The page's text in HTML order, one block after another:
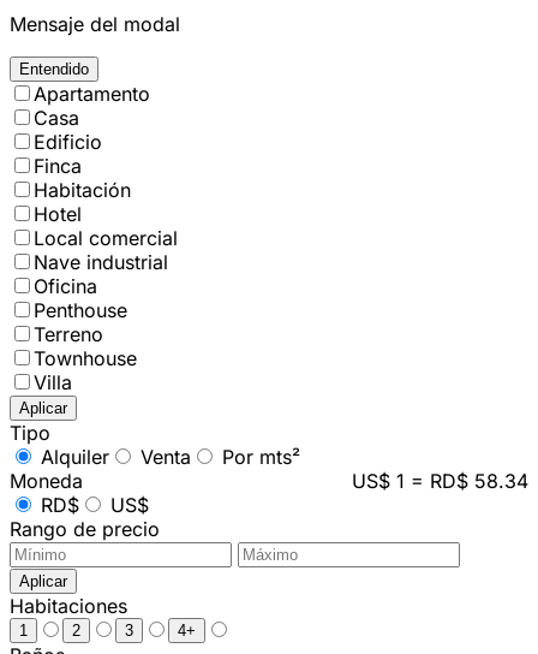
Mensaje del modal
Entendido
Apartamento
Casa
Edificio
Finca
Habitación
Hotel
Local comercial
Nave industrial
Oficina
Penthouse
Terreno
Townhouse
Villa
Aplicar
Tipo
Alquiler
Venta
Por mts²
Moneda
US$ 1 = RD$ 58.34
RD$
US$
Rango de precio
Aplicar
Habitaciones
1 2 3 4+